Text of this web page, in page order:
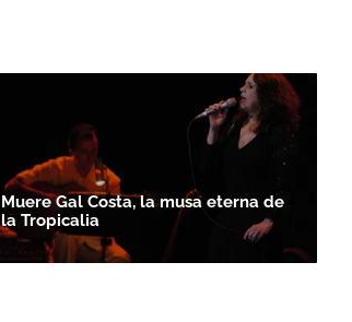
Muere Gal Costa, la musa eterna de
la Tropicalia